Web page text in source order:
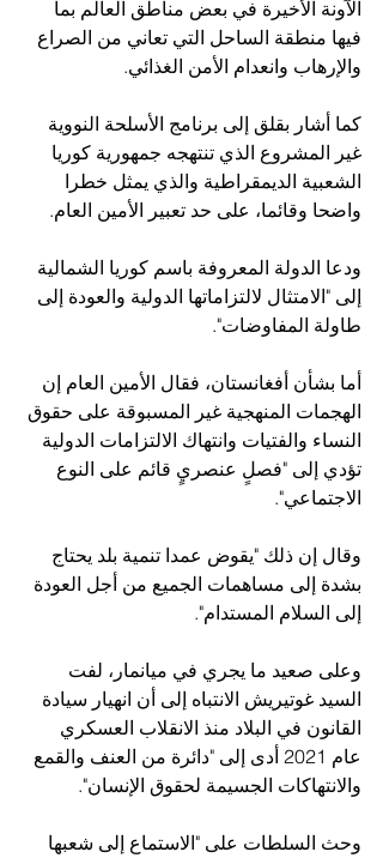
الآونة الأخيرة في بعض مناطق العالم بما
فيها منطقة الساحل التي تعاني من الصراع
والإرهاب وانعدام الأمن الغذائي.
كما أشار بقلق إلى برنامج الأسلحة النووية
غير المشروع الذي تنتهجه جمهورية كوريا
الشعبية الديمقراطية والذي يمثل خطرا
واضحا وقائما، على حد تعبير الأمين العام.
ودعا الدولة المعروفة باسم كوريا الشمالية
إلى "الامتثال لالتزاماتها الدولية والعودة إلى
طاولة المفاوضات".
أما بشأن أفغانستان، فقال الأمين العام إن
الهجمات المنهجية غير المسبوقة على حقوق
النساء والفتيات وانتهاك الالتزامات الدولية
تؤدي إلى "فصلٍ عنصريٍ قائم على النوع
الاجتماعي".
وقال إن ذلك "يقوض عمدا تنمية بلد يحتاج
بشدة إلى مساهمات الجميع من أجل العودة
إلى السلام المستدام".
وعلى صعيد ما يجري في ميانمار، لفت
السيد غوتيريش الانتباه إلى أن انهيار سيادة
القانون في البلاد منذ الانقلاب العسكري
عام 2021 أدى إلى "دائرة من العنف والقمع
والانتهاكات الجسيمة لحقوق الإنسان".
وحث السلطات على "الاستماع إلى شعبها